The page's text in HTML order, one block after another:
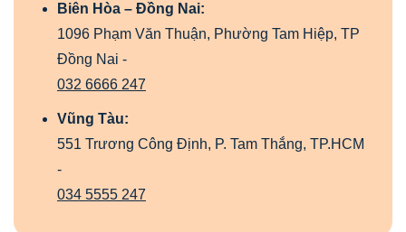
Biên Hòa – Đồng Nai:
1096 Phạm Văn Thuận, Phường Tam Hiệp, TP
Đồng Nai -
032 6666 247
Vũng Tàu:
551 Trương Công Định, P. Tam Thắng, TP.HCM
-
034 5555 247